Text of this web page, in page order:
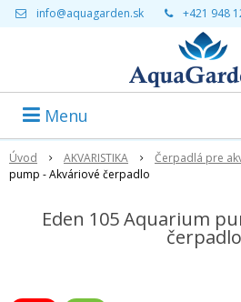
info@aquagarden.sk +421 948
Menu
Úvod AKVARISTIKA Čerpadlá pre
pump - Akváriové čerpadlo
Eden 105 Aquarium
čerpadlo